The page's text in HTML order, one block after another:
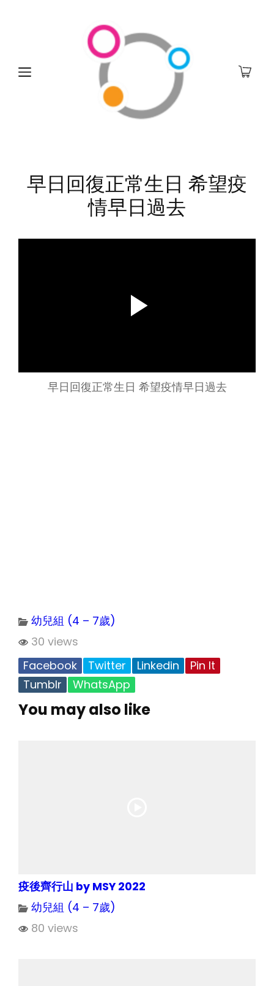
早日回復正常生日 希望疫
情早日過去
早日回復正常生日 希望疫情早日過去
幼兒組 (4 – 7歲)
30 views
Facebook
Twitter Linkedin
Pin It
Tumblr
WhatsApp
You may also like
疫後齊行山 by MSY 2022
幼兒組 (4 – 7歲)
80 views